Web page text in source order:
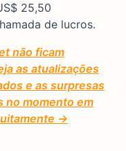
25,50
de lucros.
não ficam
as atualizações
e as surpresas
no momento em
→